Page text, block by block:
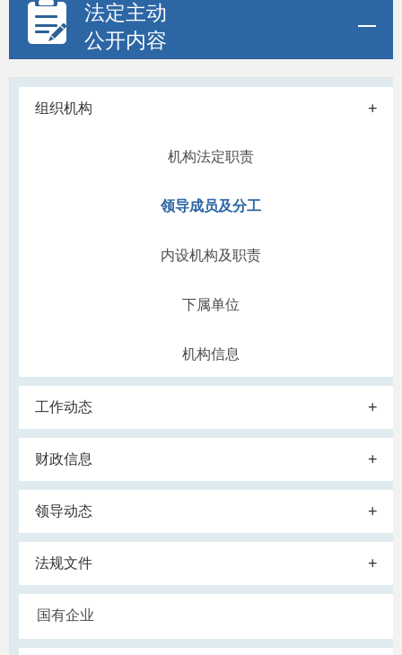
法定主动
公开内容
组织机构 +
机构法定职责
领导成员及分工
内设机构及职责
下属单位
机构信息
工作动态 +
财政信息 +
领导动态 +
法规文件 +
国有企业